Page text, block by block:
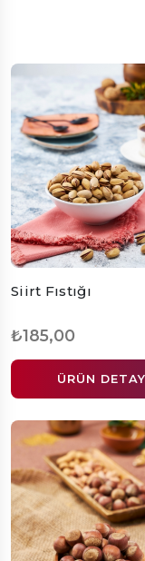
Siirt Fıstığı
₺185,00
ÜRÜN DETAY